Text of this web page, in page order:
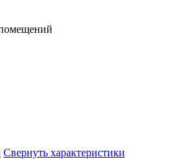
Свернуть характеристики